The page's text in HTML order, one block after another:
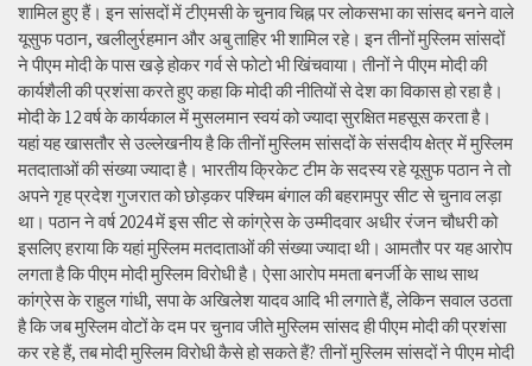
शामिल हुए हैं। इन सांसदों में टीएमसी के चुनाव चिह्न पर लोकसभा का सांसद बनने वाले
यूसुफ पठान, खलीलुर्रहमान और अबु ताहिर भी शामिल रहे। इन तीनों मुस्लिम सांसदों
ने पीएम मोदी के पास खड़े होकर गर्व से फोटो भी खिंचवाया। तीनों ने पीएम मोदी की
कार्यशैली की प्रशंसा करते हुए कहा कि मोदी की नीतियों से देश का विकास हो रहा है।
मोदी के 12 वर्ष के कार्यकाल में मुसलमान स्वयं को ज्यादा सुरक्षित महसूस करता है।
यहां यह खासतौर से उल्लेखनीय है कि तीनों मुस्लिम सांसदों के संसदीय क्षेत्र में मुस्लिम
मतदाताओं की संख्या ज्यादा है। भारतीय क्रिकेट टीम के सदस्य रहे यूसुफ पठान ने तो
अपने गृह प्रदेश गुजरात को छोड़कर पश्चिम बंगाल की बहरामपुर सीट से चुनाव लड़ा
था। पठान ने वर्ष 2024 में इस सीट से कांग्रेस के उम्मीदवार अधीर रंजन चौधरी को
इसलिए हराया कि यहां मुस्लिम मतदाताओं की संख्या ज्यादा थी। आमतौर पर यह आरोप
लगता है कि पीएम मोदी मुस्लिम विरोधी है। ऐसा आरोप ममता बनर्जी के साथ साथ
कांग्रेस के राहुल गांधी, सपा के अखिलेश यादव आदि भी लगाते हैं, लेकिन सवाल उठता
है कि जब मुस्लिम वोटों के दम पर चुनाव जीते मुस्लिम सांसद ही पीएम मोदी की प्रशंसा
कर रहे हैं, तब मोदी मुस्लिम विरोधी कैसे हो सकते हैं? तीनों मुस्लिम सांसदों ने पीएम मोदी